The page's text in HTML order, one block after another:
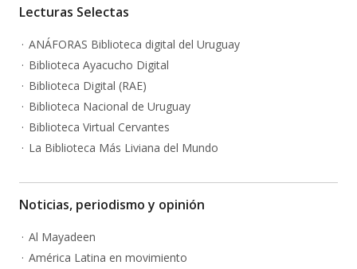
Lecturas Selectas
ANÁFORAS Biblioteca digital del Uruguay
Biblioteca Ayacucho Digital
Biblioteca Digital (RAE)
Biblioteca Nacional de Uruguay
Biblioteca Virtual Cervantes
La Biblioteca Más Liviana del Mundo
Noticias, periodismo y opinión
Al Mayadeen
América Latina en movimiento